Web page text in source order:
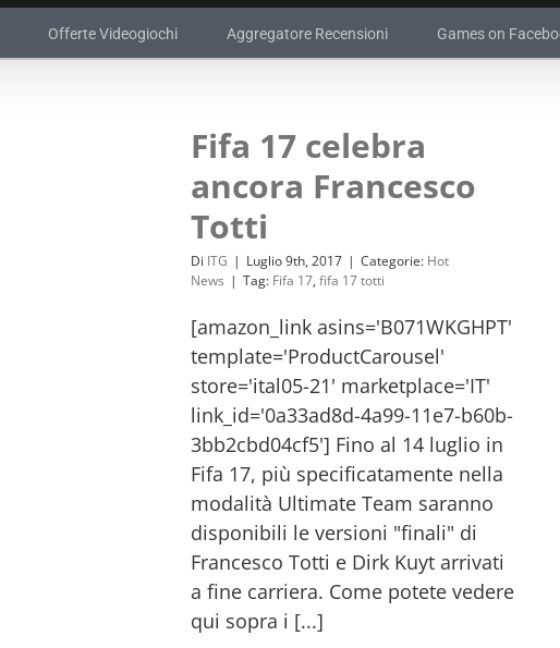
Offerte Videogiochi Aggregatore Recensioni Games on
Fifa 17 celebra
ancora Francesco
Totti
Di ITG | Luglio 9th, 2017 | Categorie: Hot
News | Tag: Fifa 17, fifa 17 totti
[amazon_link asins='B071WKGHPT'
template='ProductCarousel'
store='ital05-21' marketplace='IT'
link_id='0a33ad8d-4a99-11e7-b60b-
3bb2cbd04cf5'] Fino al 14 luglio in
Fifa 17, più specificatamente nella
modalità Ultimate Team saranno
disponibili le versioni "finali" di
Francesco Totti e Dirk Kuyt arrivati
a fine carriera. Come potete vedere
qui sopra i [...]